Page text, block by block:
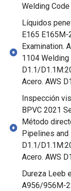
Welding Code
Líquidos
E165
Examination.
1104
D1.1/
Acero. AWS
Inspección
BPVC 2021
Método
Pipelines and
D1.1/
Acero. AWS
Dureza Leeb
A956/956M-